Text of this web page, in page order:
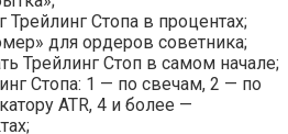
Трейлинг Стопа в процентах;
для ордеров советника;
Трейлинг Стоп в самом начале;
Стопа: 1 — по свечам, 2 — по
ATR, 4 и более —